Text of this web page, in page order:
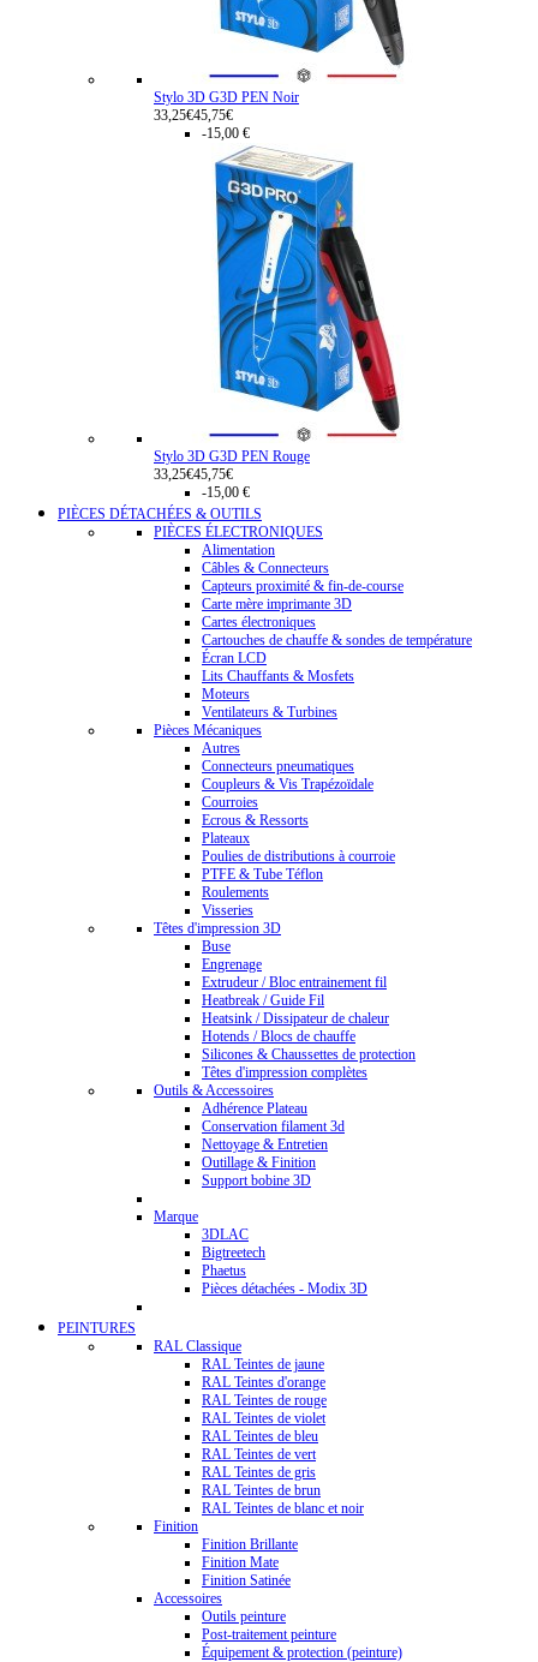
Stylo 3D G3D PEN Noir
33,25€45,75€
-15,00 €
Stylo 3D G3D PEN Rouge
33,25€45,75€
-15,00 €
PIÈCES DÉTACHÉES & OUTILS
PIÈCES ÉLECTRONIQUES
Alimentation
Câbles & Connecteurs
Capteurs proximité & fin-de-course
Carte mère imprimante 3D
Cartes électroniques
Cartouches de chauffe & sondes de température
Écran LCD
Lits Chauffants & Mosfets
Moteurs
Ventilateurs & Turbines
Pièces Mécaniques
Autres
Connecteurs pneumatiques
Coupleurs & Vis Trapézoïdale
Courroies
Ecrous & Ressorts
Plateaux
Poulies de distributions à courroie
PTFE & Tube Téflon
Roulements
Visseries
Têtes d'impression 3D
Buse
Engrenage
Extrudeur / Bloc entrainement fil
Heatbreak / Guide Fil
Heatsink / Dissipateur de chaleur
Hotends / Blocs de chauffe
Silicones & Chaussettes de protection
Têtes d'impression complètes
Outils & Accessoires
Adhérence Plateau
Conservation filament 3d
Nettoyage & Entretien
Outillage & Finition
Support bobine 3D
Marque
3DLAC
Bigtreetech
Phaetus
Pièces détachées - Modix 3D
PEINTURES
RAL Classique
RAL Teintes de jaune
RAL Teintes d'orange
RAL Teintes de rouge
RAL Teintes de violet
RAL Teintes de bleu
RAL Teintes de vert
RAL Teintes de gris
RAL Teintes de brun
RAL Teintes de blanc et noir
Finition
Finition Brillante
Finition Mate
Finition Satinée
Accessoires
Outils peinture
Post-traitement peinture
Équipement & protection (peinture)